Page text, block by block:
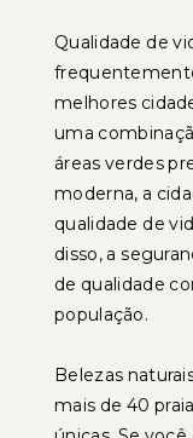
Qualidade de
melhores
uma
áreas verdes
moderna, a
qualidade de
disso, a
de qualidade
população.
Belezas
mais de 40